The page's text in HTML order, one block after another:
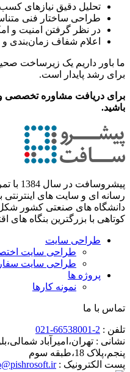
تحلیل دقیق نیازهای
طراحی ساختار فنی
در نظر گرفتن امنیت و
اعلام شفاف زمان‌بندی و
ما باور داریم یک زیرساخت
برای رشد پایدار است.
برای دریافت مشاوره تخصصی و
باشید.
رسانه ای و سایت های
دانشگاه های صنعتی کشور
کوتاهی با بزرگترین بنگاه های
طراحی سایت
طراحی سایت
طراحی سایت
پروژه ها
نمونه کارها
تماس با ما
تلفن : 021-66538001-2
نشانی : تهران،امیرآباد
پنجم،پلاک 18،طبقه سوم
پست الکترونیک :